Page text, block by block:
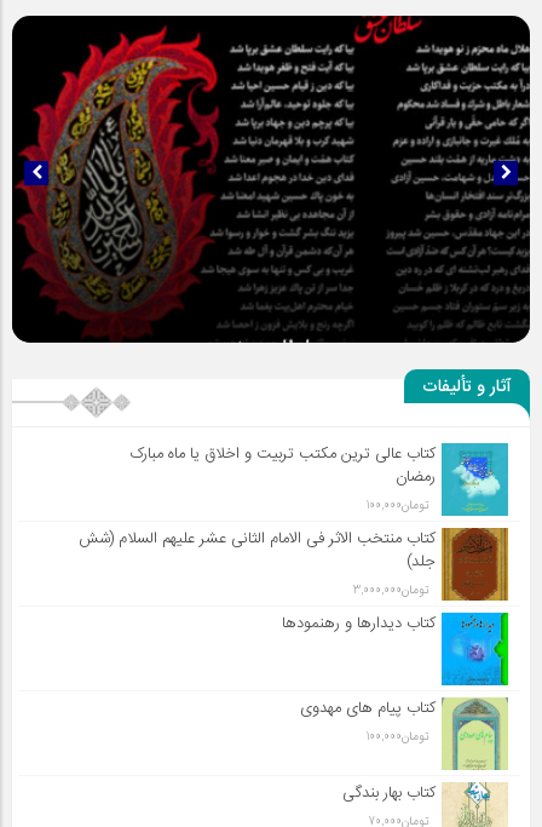
سلطان عشق
آثار و تألیفات
کتاب عالی ترین مکتب تربیت و اخلاق یا ماه مبارک
رمضان
تومان100,000
کتاب منتخب الاثر فی الامام الثانی عشر علیهم السلام (شش
جلد)
تومان3,000,000
کتاب دیدارها و رهنمودها
کتاب پیام های مهدوی
تومان100,000
کتاب بهار بندگی
تومان70,000